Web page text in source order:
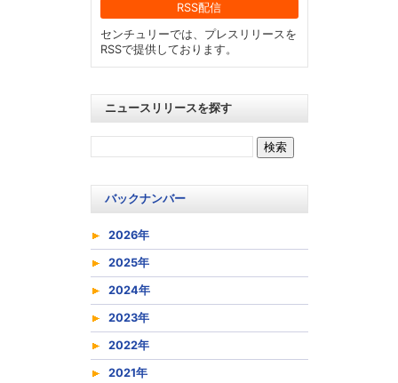
RSS配信
センチュリーでは、プレスリリースを
RSSで提供しております。
ニュースリリースを探す
バックナンバー
2026年
2025年
2024年
2023年
2022年
2021年